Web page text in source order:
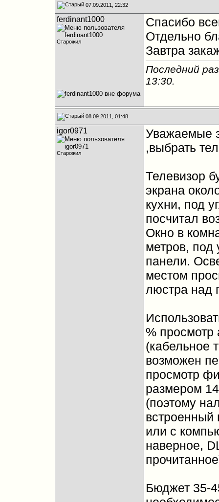
07.09.2011, 22:32
ferdinant1000
Старожил
Спасибо
Отдельно
Завтра
Последний
13:30.
08.09.2011, 01:48
igor0971
Старожил
Уважаемые
,выбрать
Телевизор
экрана
кухни, под
посчитал
Окно в
метров, под
панели.
местом
люстра над
%
(кабельное
возможен
просмотр
размером
(поэтому
встроенный
или с
наверное,
Бюджет 35-